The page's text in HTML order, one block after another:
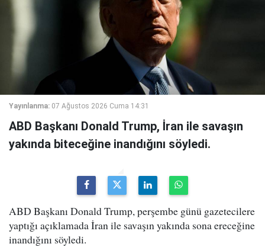
Yayınlanma: 07 Ağustos 2026 Cuma 14:31
ABD Başkanı Donald Trump, İran ile savaşın
yakında biteceğine inandığını söyledi.
ABD Başkanı Donald Trump, perşembe günü gazetecilere
yaptığı açıklamada İran ile savaşın yakında sona ereceğine
inandığını söyledi.